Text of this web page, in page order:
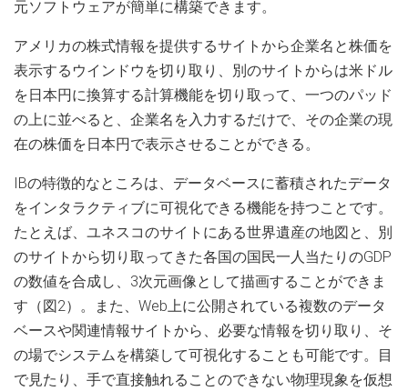
元ソフトウェアが簡単に構築できます。
アメリカの株式情報を提供するサイトから企業名と株価を
表示するウインドウを切り取り、別のサイトからは米ドル
を日本円に換算する計算機能を切り取って、一つのパッド
の上に並べると、企業名を入力するだけで、その企業の現
在の株価を日本円で表示させることができる。
IBの特徴的なところは、データベースに蓄積されたデータ
をインタラクティブに可視化できる機能を持つことです。
たとえば、ユネスコのサイトにある世界遺産の地図と、別
のサイトから切り取ってきた各国の国民一人当たりのGDP
の数値を合成し、3次元画像として描画することができま
す（図2）。また、Web上に公開されている複数のデータ
ベースや関連情報サイトから、必要な情報を切り取り、そ
の場でシステムを構築して可視化することも可能です。目
で見たり、手で直接触れることのできない物理現象を仮想